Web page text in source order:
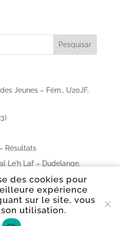
Jeunes – Fém., U20JF,
Résultats
Le’h Laf – Dudelange,
des cookies pour
expérience
sur le site, vous
utilisation.